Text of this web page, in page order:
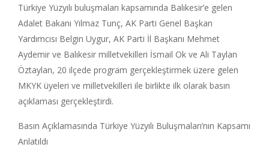
Türkiye Yüzyılı buluşmaları kapsamında Balıkesir’e gelen
Adalet Bakanı Yılmaz Tunç, AK Parti Genel Başkan
Yardımcısı Belgin Uygur, AK Parti İl Başkanı Mehmet
Aydemir ve Balıkesir milletvekilleri İsmail Ok ve Ali Taylan
Öztaylan, 20 ilçede program gerçekleştirmek üzere gelen
MKYK üyeleri ve milletvekilleri ile birlikte ilk olarak basın
açıklaması gerçekleştirdi.
Basın Açıklamasında Türkiye Yüzyılı Buluşmaları’nın Kapsamı
Anlatıldı